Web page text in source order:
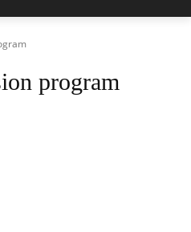
program